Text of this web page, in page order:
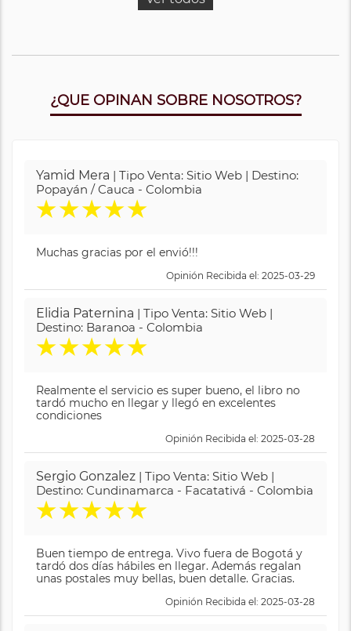
¿QUE OPINAN SOBRE NOSOTROS?
Yamid Mera | Tipo Venta: Sitio Web | Destino:
Popayán / Cauca - Colombia
★★★★★
Muchas gracias por el envió!!!
Opinión Recibida el: 2025-03-29
Elidia Paternina | Tipo Venta: Sitio Web |
Destino: Baranoa - Colombia
★★★★★
Realmente el servicio es super bueno, el libro no
tardó mucho en llegar y llegó en excelentes
condiciones
Opinión Recibida el: 2025-03-28
Sergio Gonzalez | Tipo Venta: Sitio Web |
Destino: Cundinamarca - Facatativá - Colombia
★★★★★
Buen tiempo de entrega. Vivo fuera de Bogotá y
tardó dos días hábiles en llegar. Además regalan
unas postales muy bellas, buen detalle. Gracias.
Opinión Recibida el: 2025-03-28